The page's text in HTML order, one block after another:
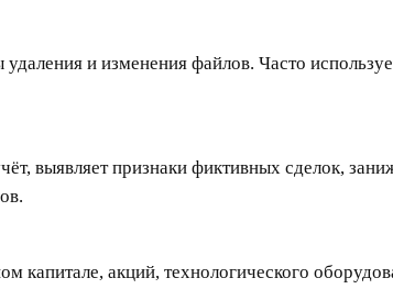
и изменения файлов. Часто
выявляет признаки фиктивных сделок,
акций, технологического